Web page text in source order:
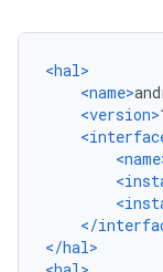
<hal>
<name>
<version>
</
</hal>